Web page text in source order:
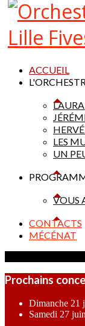
ACCUEIL
LES
UN
VOUS
CONTACTS
MÉCÉNAT
Prochains
Dimanche 21
Samedi 27